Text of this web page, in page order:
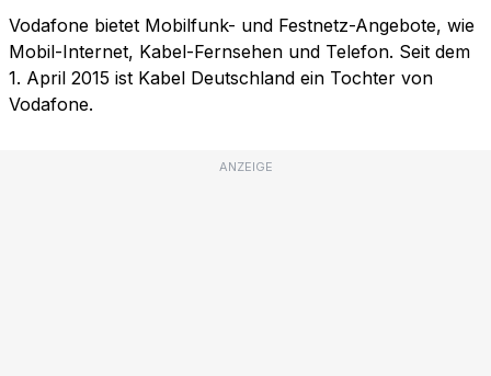
Vodafone bietet Mobilfunk- und Festnetz-Angebote, wie
Mobil-Internet, Kabel-Fernsehen und Telefon. Seit dem
1. April 2015 ist Kabel Deutschland ein Tochter von
Vodafone.
ANZEIGE